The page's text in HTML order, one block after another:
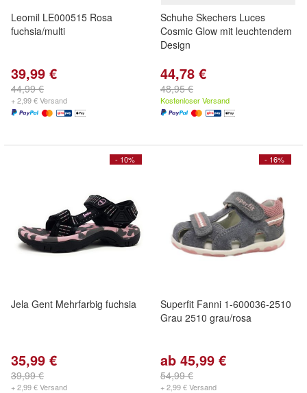
Leomil LE000515 Rosa
fuchsia/multi
39,99 €
44,99 €
+ 2,99 € Versand
Schuhe Skechers Luces
Cosmic Glow mit leuchtendem
Design
44,78 €
48,95 €
Kostenloser Versand
- 10%
Jela Gent Mehrfarbig fuchsia
35,99 €
39,99 €
+ 2,99 € Versand
- 16%
Superfit Fanni 1-600036-2510
Grau 2510 grau/rosa
ab 45,99 €
54,99 €
+ 2,99 € Versand